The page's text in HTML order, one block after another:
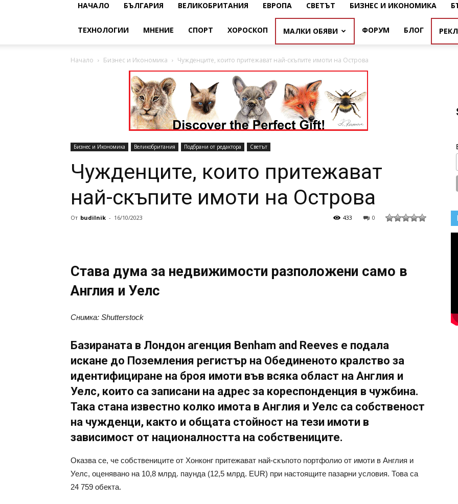
НАЧАЛО БЪЛГАРИЯ ВЕЛИКОБРИТАНИЯ ЕВРОПА СВЕТЪТ БИЗНЕС И ИКОНОМИКА
ТЕХНОЛОГИИ МНЕНИЕ СПОРТ ХОРОСКОП МАЛКИ ОБЯВИ ФОРУМ БЛОГ
Начало Бизнес и Икономика Чужденците, които притежават най-скъпите имоти на Острова
Бизнес и Икономика Великобритания Подбрани от редактора Светът
Чужденците, които притежават
най-скъпите имоти на Острова
От budilnik - 16/10/2023 0
433
Става дума за недвижимости разположени само в
Англия и Уелс
Снимка: Shutterstock
Базираната в Лондон агенция Benham and Reeves е подала
искане до Поземления регистър на Обединеното кралство за
идентифициране на броя имоти във всяка област на Англия и
Уелс, които са записани на адрес за кореспонденция в чужбина.
Така стана известно колко имота в Англия и Уелс са собственост
на чужденци, както и общата стойност на тези имоти в
зависимост от националността на собствениците.
Оказва се, че собствениците от Хонконг притежават най-скъпото портфолио от имоти в Англия и
Уелс, оценявано на 10,8 млрд. паунда (12,5 млрд. EUR) при настоящите пазарни условия. Това са
24 759 обекта.